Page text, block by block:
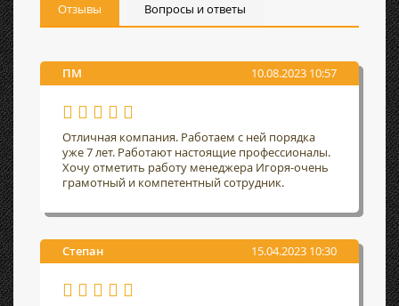
Отзывы Вопросы и ответы
ПМ 10.08.2023 10:57
Отличная компания. Работаем с ней порядка
уже 7 лет. Работают настоящие профессионалы.
Хочу отметить работу менеджера Игоря-очень
грамотный и компетентный сотрудник.
Степан 15.04.2023 10:30